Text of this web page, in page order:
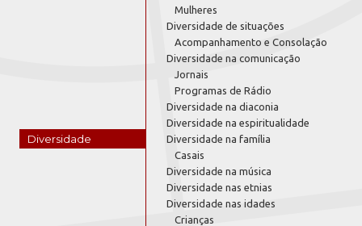
Diversidade
Mulheres
Diversidade de situações
Acompanhamento e Consolação
Diversidade na comunicação
Jornais
Programas de Rádio
Diversidade na diaconia
Diversidade na espiritualidade
Diversidade na família
Casais
Diversidade na música
Diversidade nas etnias
Diversidade nas idades
Crianças